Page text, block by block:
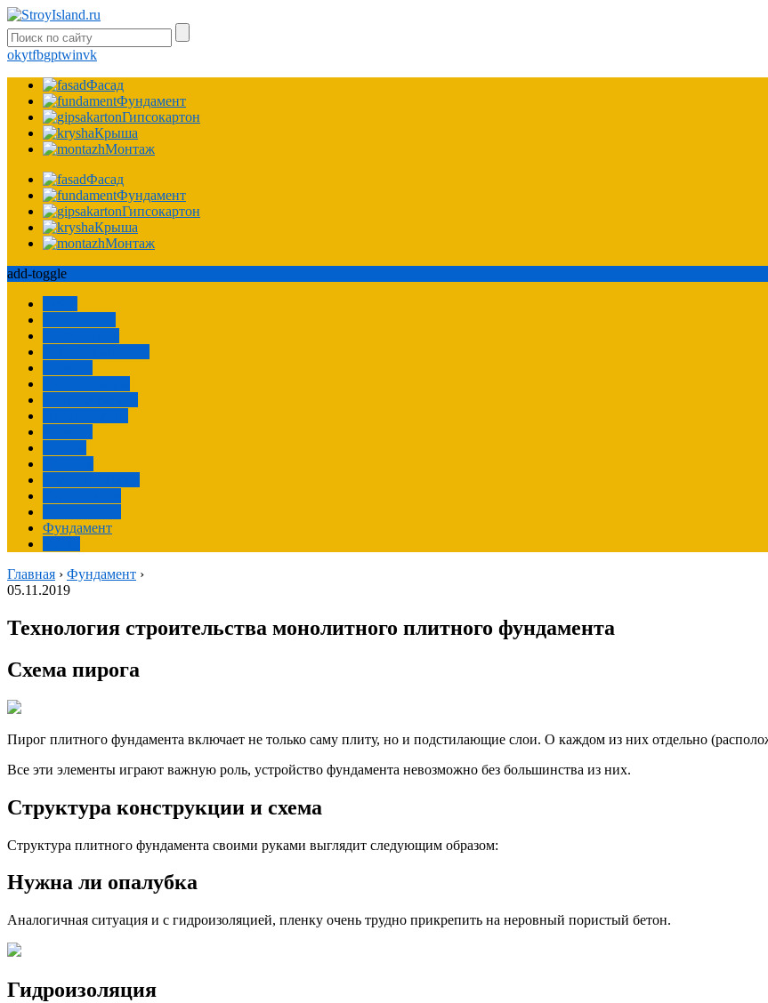
okytfbgptwinvk
Фасад
Фундамент
Гипсокартон
Крыша
Монтаж
Фасад
Фундамент
Гипсокартон
Крыша
Монтаж
add-toggle
Фундамент
Главная › Фундамент ›
05.11.2019
Технология строительства монолитного плитного фундамента
Схема пирога
Пирог плитного фундамента включает не только саму плиту, но и подстилающие слои. О каждом из них отдельно
Все эти элементы играют важную роль, устройство фундамента невозможно без большинства из них.
Структура конструкции и схема
Структура плитного фундамента своими руками выглядит следующим образом:
Нужна ли опалубка
Аналогичная ситуация и с гидроизоляцией, пленку очень трудно прикрепить на неровный пористый бетон.
Гидроизоляция